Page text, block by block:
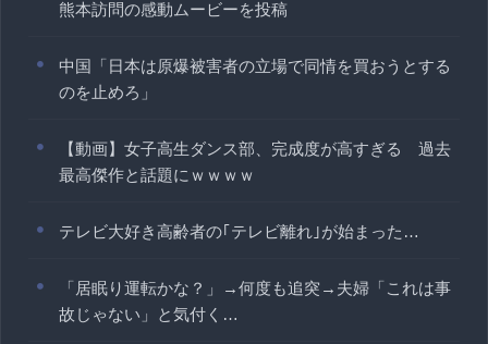
熊本訪問の感動ムービーを投稿
中国「日本は原爆被害者の立場で同情を買おうとする
のを止めろ」
【動画】女子高生ダンス部、完成度が高すぎる 過去
最高傑作と話題にｗｗｗｗ
テレビ大好き高齢者の｢テレビ離れ｣が始まった…
「居眠り運転かな？」→何度も追突→夫婦「これは事
故じゃない」と気付く…